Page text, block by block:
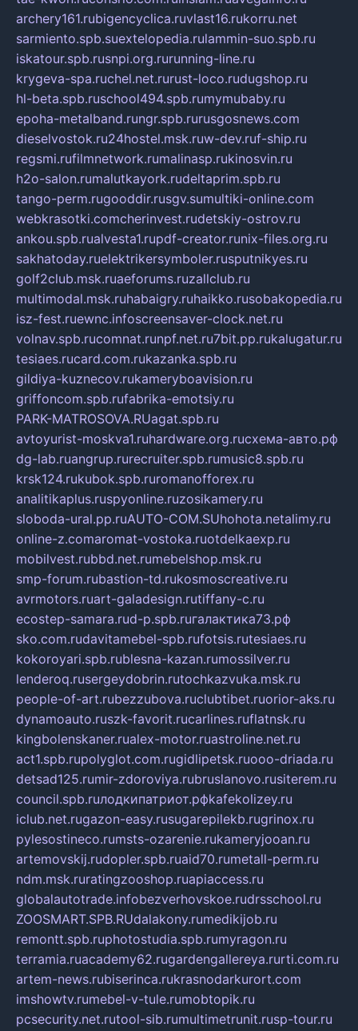
archery161.rubigencyclica.ruvlast16.rukorru.net
sarmiento.spb.suextelopedia.rulammin-suo.spb.ru
iskatour.spb.rusnpi.org.rurunning-line.ru
krygeva-spa.ruchel.net.rurust-loco.rudugshop.ru
hl-beta.spb.ruschool494.spb.rumymubaby.ru
epoha-metalband.rungr.spb.rurusgosnews.com
dieselvostok.ru24hostel.msk.ruw-dev.ruf-ship.ru
regsmi.rufilmnetwork.rumalinasp.rukinosvin.ru
h2o-salon.rumalutkayork.rudeltaprim.spb.ru
tango-perm.rugooddir.rusgv.sumultiki-online.com
webkrasotki.comcherinvest.rudetskiy-ostrov.ru
ankou.spb.rualvesta1.rupdf-creator.runix-files.org.ru
sakhatoday.ruelektrikersymboler.rusputnikyes.ru
golf2club.msk.ruaeforums.ruzallclub.ru
multimodal.msk.ruhabaigry.ruhaikko.rusobakopedia.ru
isz-fest.ruewnc.infoscreensaver-clock.net.ru
volnav.spb.rucomnat.runpf.net.ru7bit.pp.rukalugatur.ru
tesiaes.rucard.com.rukazanka.spb.ru
gildiya-kuznecov.rukameryboavision.ru
griffoncom.spb.rufabrika-emotsiy.ru
PARK-MATROSOVA.RUagat.spb.ru
avtoyurist-moskva1.ruhardware.org.ruсхема-авто.рф
dg-lab.ruangrup.rurecruiter.spb.rumusic8.spb.ru
krsk124.rukubok.spb.ruromanofforex.ru
analitikaplus.ruspyonline.ruzosikamery.ru
sloboda-ural.pp.ruAUTO-COM.SUhohota.netalimy.ru
online-z.comaromat-vostoka.ruotdelkaexp.ru
mobilvest.rubbd.net.rumebelshop.msk.ru
smp-forum.rubastion-td.rukosmoscreative.ru
avrmotors.ruart-galadesign.rutiffany-c.ru
ecostep-samara.rud-p.spb.ruгалактика73.рф
sko.com.rudavitamebel-spb.rufotsis.rutesiaes.ru
kokoroyari.spb.rublesna-kazan.rumossilver.ru
lenderoq.rusergeydobrin.rutochkazvuka.msk.ru
people-of-art.rubezzubova.ruclubtibet.ruorior-aks.ru
dynamoauto.ruszk-favorit.rucarlines.ruflatnsk.ru
kingbolenskaner.rualex-motor.ruastroline.net.ru
act1.spb.rupolyglot.com.rugidlipetsk.ruooo-driada.ru
detsad125.rumir-zdoroviya.rubruslanovo.rusiterem.ru
council.spb.ruлодкипатриот.рфkafekolizey.ru
iclub.net.rugazon-easy.rusugarepilekb.rugrinox.ru
pylesostineco.rumsts-ozarenie.rukameryjooan.ru
artemovskij.rudopler.spb.ruaid70.rumetall-perm.ru
ndm.msk.ruratingzooshop.ruapiaccess.ru
globalautotrade.infobezverhovskoe.rudrsschool.ru
ZOOSMART.SPB.RUdalakony.rumedikijob.ru
remontt.spb.ruphotostudia.spb.rumyragon.ru
terramia.ruacademy62.rugardengallereya.rurti.com.ru
artem-news.rubiserinca.rukrasnodarkurort.com
imshowtv.rumebel-v-tule.rumobtopik.ru
pcsecurity.net.rutool-sib.rumultimetrunit.rusp-tour.ru